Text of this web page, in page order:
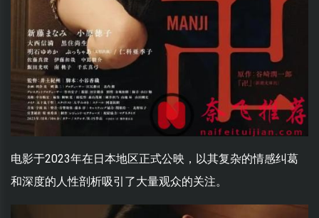
电影于2023年在日本地区正式公映，以其复杂的情感纠葛
和深度的人性剖析吸引了大量观众的关注。